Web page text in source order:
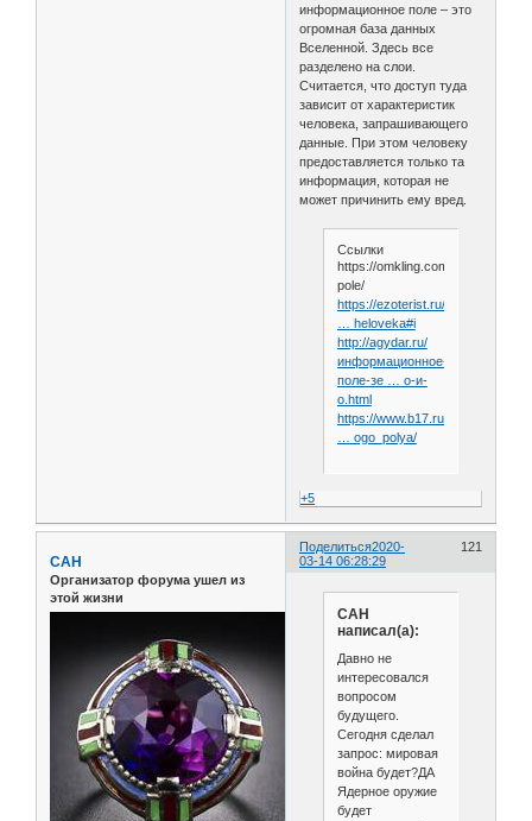
информационное поле – это
огромная база данных
Вселенной. Здесь все
разделено на слои.
Считается, что доступ туда
зависит от характеристик
человека, запрашивающего
данные. При этом человеку
предоставляется только та
информация, которая не
может причинить ему вред.
Ссылки
https://omkling.com/
pole/
https://ezoterist.ru/energetika/
… heloveka#i
http://agydar.ru/
информационное-
поле-зе … о-и-
о.html
https://www.b17.ru/article/
… ogo_polya/
+5
Поделиться 121
2020-
03-14 06:28:29
САН
Организатор форума ушел из
этой жизни
САН
написал(а):
Давно не
интересовался
вопросом
будущего.
Сегодня сделал
запрос: мировая
война будет?ДА
Ядерное оружие
будет